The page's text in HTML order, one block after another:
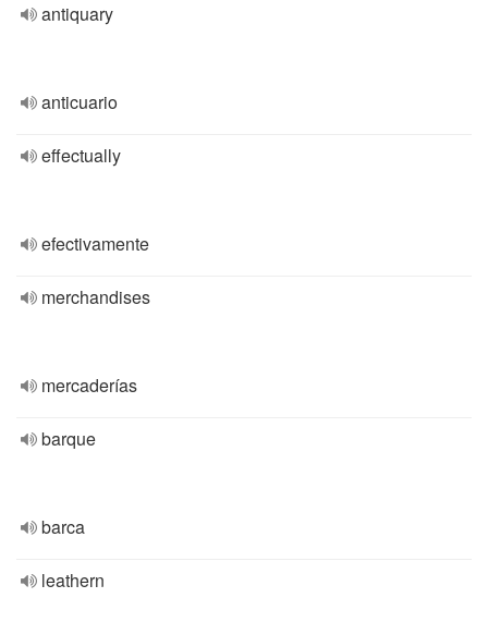
antiquary
anticuario
effectually
efectivamente
merchandises
mercaderías
barque
barca
leathern